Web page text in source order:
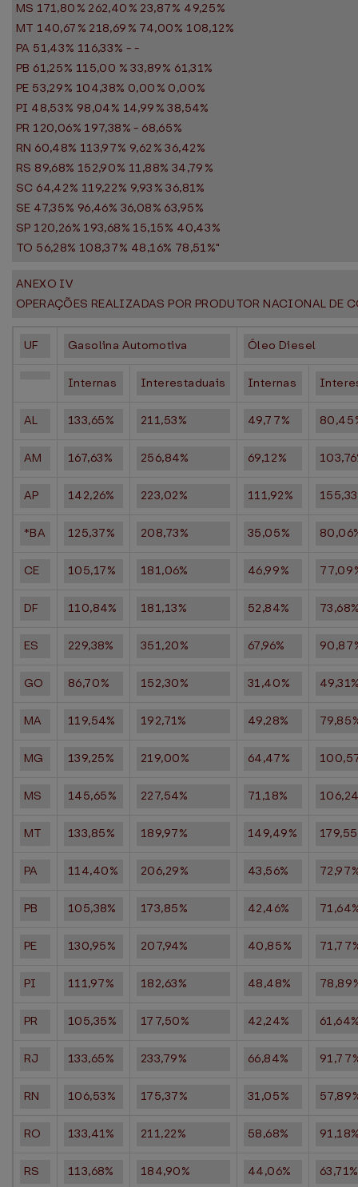
MS 171,80% 262,40% 23,87% 49,25%
MT 140,67% 218,69% 74,00% 108,12%
PA 51,43% 116,33% - -
PB 61,25% 115,00 % 33,89% 61,31%
PE 53,29% 104,38% 0,00% 0,00%
PI 48,53% 98,04% 14,99% 38,54%
PR 120,06% 197,38% - 68,65%
RN 60,48% 113,97% 9,62% 36,42%
RS 89,68% 152,90% 11,88% 34,79%
SC 64,42% 119,22% 9,93% 36,81%
SE 47,35% 96,46% 36,08% 63,95%
SP 120,26% 193,68% 15,15% 40,43%
TO 56,28% 108,37% 48,16% 78,51%"
ANEXO IV
OPERAÇÕES REALIZADAS POR PRODUTOR NACIONAL DE
UF Gasolina Automotiva Óleo Diesel
Internas Interestaduais Internas
AL 133,65% 211,53% 49,77%
AM 167,63% 256,84% 69,12%
AP 142,26% 223,02% 111,92%
*BA 125,37% 208,73% 35,05%
CE 105,17% 181,06% 46,99%
DF 110,84% 181,13% 52,84%
ES 229,38% 351,20% 67,96%
GO 86,70% 152,30% 31,40%
MA 119,54% 192,71% 49,28%
MG 139,25% 219,00% 64,47%
MS 145,65% 227,54% 71,18%
MT 133,85% 189,97% 149,49%
PA 114,40% 206,29% 43,56%
PB 105,38% 173,85% 42,46%
PE 130,95% 207,94% 40,85%
PI 111,97% 182,63% 48,48%
PR 105,35% 177,50% 42,24%
RJ 133,65% 233,79% 66,84%
RN 106,53% 175,37% 31,05%
RO 133,41% 211,22% 58,68%
RS 113,68% 184,90% 44,06% 63,71%